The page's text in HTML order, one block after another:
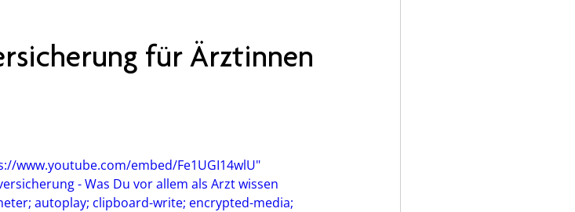
für Ärztinnen
www.youtube.com/embed/Fe1UGI14wlU"
- Was Du vor allem als Arzt wissen
autoplay; clipboard-write; encrypted-media;